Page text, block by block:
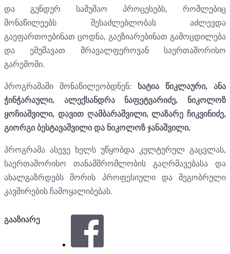
და გუნდურ სამუშაო პროცესებს, რომლებიც
მონაწილეებს შესაძლებლობას აძლევდა
გაეფართოებინათ ცოდნა, გაეზიარებინათ გამოცდილება
და ემუშავათ მრავალფეროვან საერთაშორისო
გარემოში.
პროგრამაში მონაწილეობდნენ: ხატია წიკლაური, ანა
ჭინჭარაული, ალექსანდრა ნაფეტვარიძე, ნიკოლოზ
ყოჩიაშვილი, დავით ღამბარაშვილი, ლაზარე ჩიკვინიძე,
გიორგი ბესტავაშვილი და ნიკოლოზ ჯანაშვილი.
პროგრამა ასევე ხელს უწყობდა კულტურულ გაცვლას,
საერთაშორისო თანამშრომლობის გაღრმავებასა და
ახალგაზრდებს შორის პროფესიული და მეგობრული
კავშირების ჩამოყალიბებას.
გააზიარე